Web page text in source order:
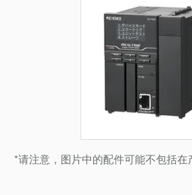
*请注意，图片中的配件可能不包括在